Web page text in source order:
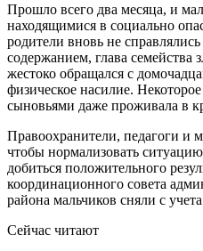
Прошло всего два месяца, и
находящимися в социально
родители вновь не
содержанием, глава семейства
жестоко обращался с
физическое насилие.
сыновьями даже проживала в
Правоохранители, педагоги и
чтобы нормализовать
добиться положительного
координационного совета
района мальчиков сняли с
Сейчас читают